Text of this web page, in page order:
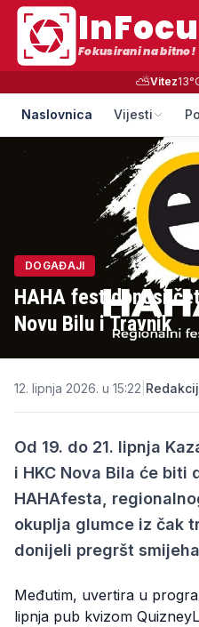
Fokusirani na bitno!
⛅Vitez13
Naslovnica Vijesti
DOGAĐAJI
HAHA fest donosi
Novu Bilu i Travnik
12. lipnja 2026. u 15:22
Od 19. do 21. lipnja
i HKC Nova Bila će biti
HAHAfesta,
okuplja glumce iz čak
donijeli pregršt
Međutim, uvertira u
lipnja pub kvizom